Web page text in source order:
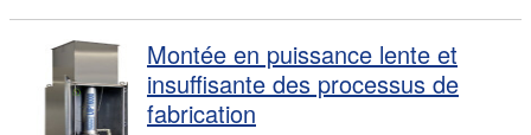
Montée en puissance lente et
insuffisante des processus de
fabrication